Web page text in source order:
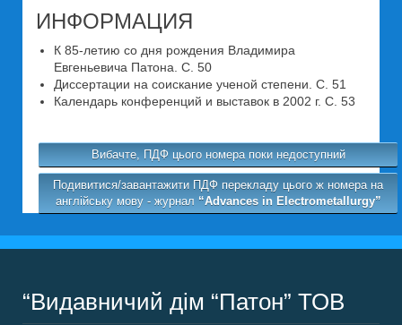
ИНФОРМАЦИЯ
К 85-летию со дня рождения Владимира
Евгеньевича Патона. C. 50
Диссертации на соискание ученой степени. C. 51
Календарь конференций и выставок в 2002 г. C. 53
Вибачте, ПДФ цього номера поки недоступний
Подивитися/завантажити ПДФ перекладу цього ж номера на
англійську мову - журнал “Advances in Electrometallurgy”
“Видавничий дім “Патон” ТОВ